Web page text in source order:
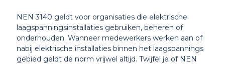
NEN 3140 geldt voor organisaties die elektrische
laagspanningsinstallaties gebruiken, beheren of
onderhouden. Wanneer medewerkers werken aan of
nabij elektrische installaties binnen het laagspannings
gebied geldt de norm vrijwel altijd. Twijfel je of NEN